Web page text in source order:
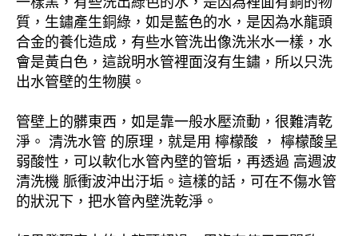
質，生鏽產生銅綠，如是藍色的水，是因為水龍頭
合金的養化造成，有些水管洗出像洗米水一樣，水
會是黃白色，這說明水管裡面沒有生鏽，所以只洗
出水管壁的生物膜。
管壁上的髒東西，如是靠一般水壓流動，很難清乾
淨。 清洗水管 的原理，就是用 檸檬酸 ， 檸檬酸呈
弱酸性，可以軟化水管內壁的管垢，再透過 高週波
清洗機 脈衝波沖出汙垢。這樣的話，可在不傷水管
的狀況下，把水管內壁洗乾淨。